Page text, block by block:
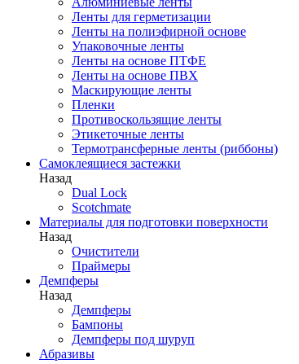
Ленты для герметизации
Ленты на полиэфирной основе
Упаковочные ленты
Ленты на основе ПТФЕ
Ленты на основе ПВХ
Маскирующие ленты
Пленки
Противоскользящие ленты
Этикеточные ленты
Термотрансферные ленты (риббоны)
Cамоклеящиеся застежки
Назад
Dual Lock
Scotchmate
Материалы для подготовки поверхности
Назад
Очистители
Праймеры
Демпферы
Назад
Демпферы
Бампоны
Демпферы под шуруп
Абразивы